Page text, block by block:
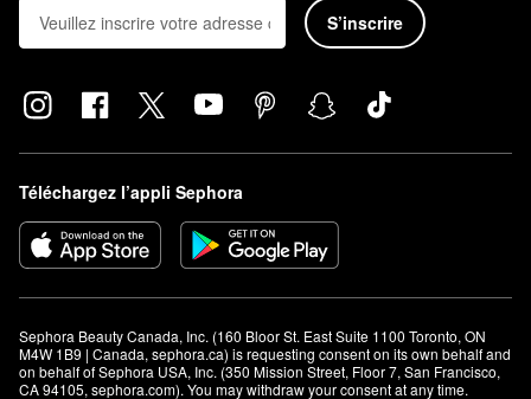
S’inscrire
Téléchargez l’appli Sephora
Sephora Beauty Canada, Inc. (160 Bloor St. East Suite 1100 Toronto, ON
M4W 1B9 | Canada, sephora.ca) is requesting consent on its own behalf and
on behalf of Sephora USA, Inc. (350 Mission Street, Floor 7, San Francisco,
CA 94105, sephora.com). You may withdraw your consent at any time.